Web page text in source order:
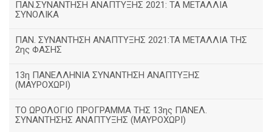
ΠΑΝ.ΣΥΝΑΝΤΗΣΗ ΑΝΑΠΤΥΞΗΣ 2021: ΤΑ ΜΕΤΑΛΛΙΑ
ΣΥΝΟΛΙΚΑ
ΠΑΝ. ΣΥΝΑΝΤΗΣΗ ΑΝΑΠΤΥΞΗΣ 2021:ΤΑ ΜΕΤΑΛΛΙΑ ΤΗΣ
2ης ΦΑΣΗΣ
13η ΠΑΝΕΛΛΗΝΙΑ ΣΥΝΑΝΤΗΣΗ ΑΝΑΠΤΥΞΗΣ
(ΜΑΥΡΟΧΩΡΙ)
ΤΟ ΩΡΟΛΟΓΙΟ ΠΡΟΓΡΑΜΜΑ ΤΗΣ 13ης ΠΑΝΕΛ.
ΣΥΝΑΝΤΗΣΗΣ ΑΝΑΠΤΥΞΗΣ (ΜΑΥΡΟΧΩΡΙ)